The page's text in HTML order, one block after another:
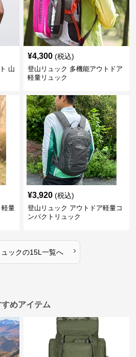
山
¥4,300 (税込)
登山リュック 多機能アウトドア
軽量リュック
軽量
¥3,920 (税込)
登山リュック アウトドア軽量コ
ンパクトリュック
ックの15L 一覧へ ›
めアイテム